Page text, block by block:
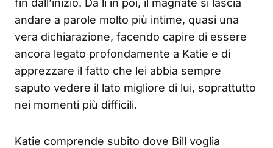
fin dall’inizio. Da lì in poi, il magnate si lascia
andare a parole molto più intime, quasi una
vera dichiarazione, facendo capire di essere
ancora legato profondamente a Katie e di
apprezzare il fatto che lei abbia sempre
saputo vedere il lato migliore di lui, soprattutto
nei momenti più difficili.
Katie comprende subito dove Bill voglia